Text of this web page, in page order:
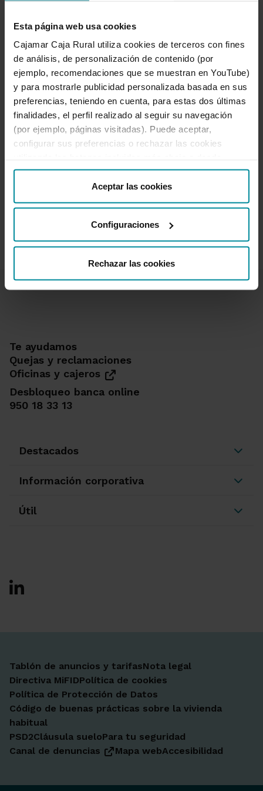
Esta página web usa cookies
Cajamar Caja Rural utiliza cookies de terceros con fines
de análisis, de personalización de contenido (por
ejemplo, recomendaciones que se muestran en YouTube)
y para mostrarle publicidad personalizada basada en sus
preferencias, teniendo en cuenta, para estas dos últimas
finalidades, el perfil realizado al seguir su navegación
(por ejemplo, páginas visitadas). Puede aceptar,
configurar sus preferencias o rechazar las cookies
“Detalles”. También puede obtener más información, así
como cambiar el consentimiento en cualquier momento
desde nuestraPolítica de Cookies.
Aceptar las cookies
Configuraciones
Rechazar las cookies
Hazte cliente deCajamar Caja
Ruralen solo unos minutos
contratando online tuPack
Wefferent
Hazte Cliente
Información sobre el pack »
Te ayudamos
Quejas y reclamaciones
Oficinas y cajeros
Desbloqueo banca online
950 18 33 13
Destacados
Información corporativa
Útil
Ir a Facebook
Ir a X-twitter
Ir a Instagram
Ir a Linkedin
Ir a Youtube
Ir a Blogger
Ir a Vimeo
Tablón de anuncios y tarifasNota legal
Directiva MiFIDPolítica de cookies
Política de Protección de Datos
Código de buenas prácticas sobre la vivienda
habitual
PSD2Cláusula sueloPara tu seguridad
Canal de denuncias
Mapa webAccesibilidad